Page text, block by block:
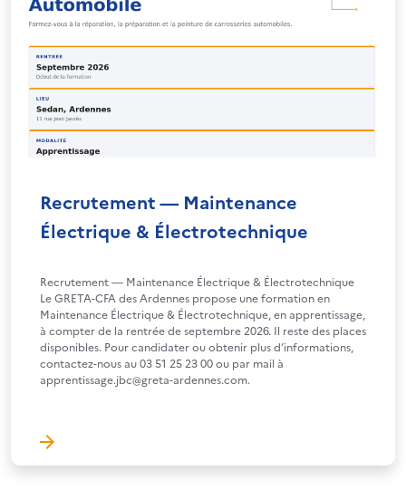
Recrutement — Maintenance
Électrique & Électrotechnique
Recrutement — Maintenance Électrique & Électrotechnique
Le GRETA-CFA des Ardennes propose une formation en
Maintenance Électrique & Électrotechnique, en apprentissage,
à compter de la rentrée de septembre 2026. Il reste des places
disponibles. Pour candidater ou obtenir plus d’informations,
contactez-nous au 03 51 25 23 00 ou par mail à
apprentissage.jbc@greta-ardennes.com.